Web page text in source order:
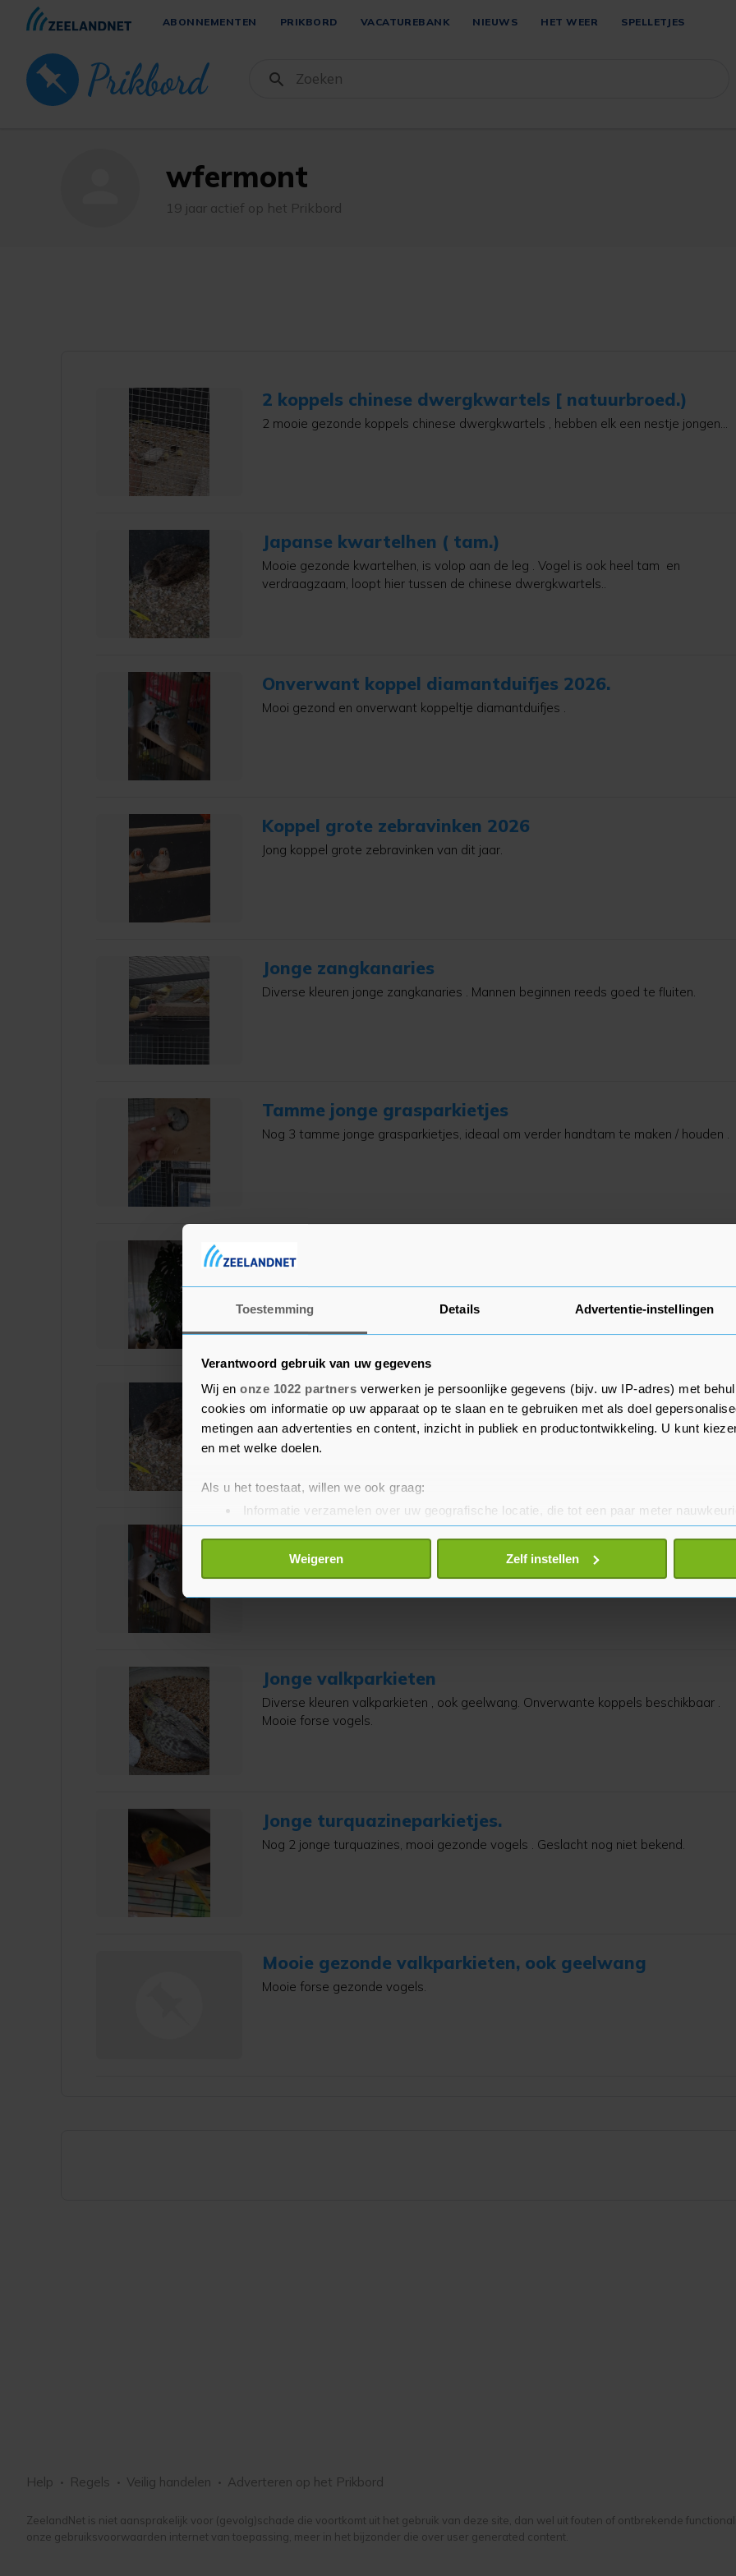
Toestemming Details Advertentie-instellingen
Verantwoord gebruik van uw gegevens
Wij en onze 1022 partners verwerken je persoonlijke gegevens (bijv. uw IP-adres) met
cookies om informatie op uw apparaat op te slaan en te gebruiken met als doel
metingen aan advertenties en content, inzicht in publiek en productontwikkeling. U kunt
en met welke doelen.
Als u het toestaat, willen we ook graag:
Informatie verzamelen over uw geografische locatie, die tot een paar meter
Uw apparaat identificeren door het actief te scannen op specifieke eigenschappen
Lees meer over hoe uw persoonlijke gegevens worden verwerkt en stel uw voorkeuren in het
Met cookies werkt onze website beter en wordt jouw bezoek makkelijker en persoonlijker. Op
ons cookiebeleid bekijken en je gemaakte keuze altijd wijzigen of intrekken.
Weigeren Zelf instellen
ABONNEMENTEN PRIKBORD VACATUREBANK NIEUWS HET WEER SPELLETJES
wfermont
19 jaar actief op het Prikbord
2 koppels chinese dwergkwartels [ natuurbroed.)
2 mooie gezonde koppels chinese dwergkwartels , hebben elk een nestje jongen
Japanse kwartelhen ( tam.)
Mooie gezonde kwartelhen, is volop aan de leg . Vogel is ook heel tam en
verdraagzaam, loopt hier tussen de chinese dwergkwartels..
Onverwant koppel diamantduifjes 2026.
Mooi gezond en onverwant koppeltje diamantduifjes .
Koppel grote zebravinken 2026
Jong koppel grote zebravinken van dit jaar.
Jonge zangkanaries
Diverse kleuren jonge zangkanaries . Mannen beginnen reeds goed te fluiten.
Tamme jonge grasparkietjes
Nog 3 tamme jonge grasparkietjes, ideaal om verder handtam te maken / houden .
Japanse kwartelhen
Mooie gezonde en vrij tamme japanse kwartelhen. Ze is aan de leg.
Diamantduifjes.
Mooi gezonde duifjes . Bruin en grijze.
Jonge valkparkieten
Diverse kleuren valkparkieten , ook geelwang. Onverwante koppels beschikbaar .
Mooie forse vogels.
Jonge turquazineparkietjes.
Nog 2 jonge turquazines, mooi gezonde vogels . Geslacht nog niet bekend.
Mooie gezonde valkparkieten, ook geelwang
Mooie forse gezonde vogels.
Help Regels Veilig handelen Adverteren op het Prikbord
ZeelandNet is niet aansprakelijk voor (gevolg)schade die voortkomt uit het gebruik van deze site, dan wel uit fouten of ontbrekende
onze gebruiksvoorwaarden internet van toepassing, meer in het bijzonder die over user generated content.